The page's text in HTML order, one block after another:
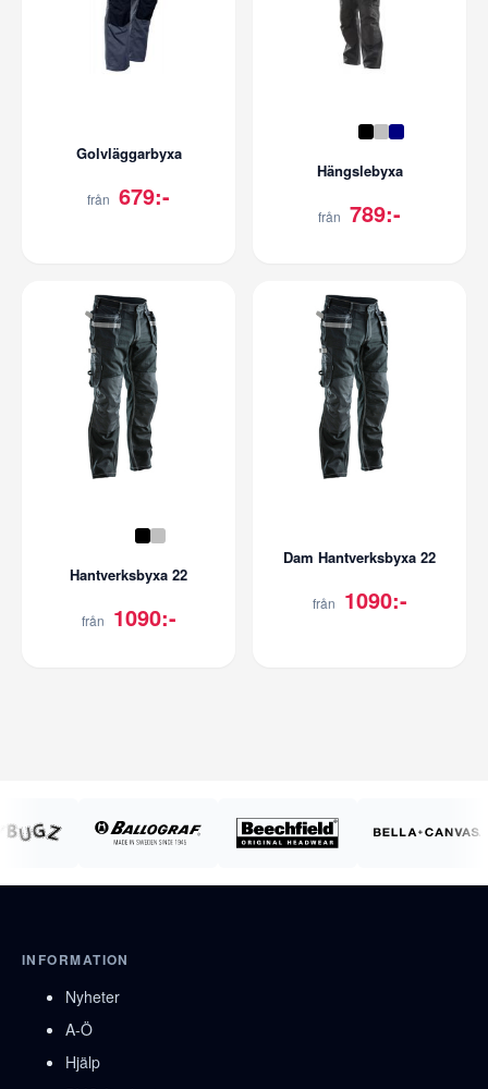
Golvläggarbyxa
från 679:-
Hängslebyxa
från 789:-
Hantverksbyxa 22
från 1090:-
Dam Hantverksbyxa 22
från 1090:-
INFORMATION
Nyheter
A-Ö
Hjälp